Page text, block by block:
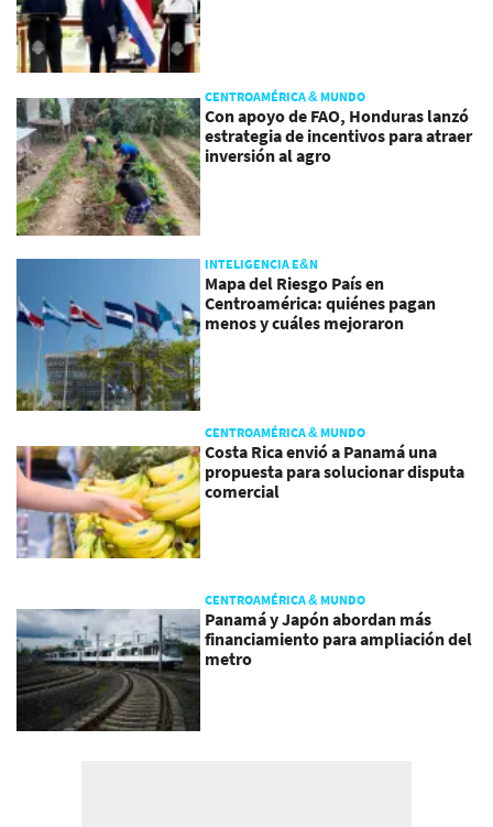
CENTROAMÉRICA & MUNDO
Con apoyo de FAO, Honduras lanzó
estrategia de incentivos para atraer
inversión al agro
INTELIGENCIA E&N
Mapa del Riesgo País en
Centroamérica: quiénes pagan
menos y cuáles mejoraron
CENTROAMÉRICA & MUNDO
Costa Rica envió a Panamá una
propuesta para solucionar disputa
comercial
CENTROAMÉRICA & MUNDO
Panamá y Japón abordan más
financiamiento para ampliación del
metro